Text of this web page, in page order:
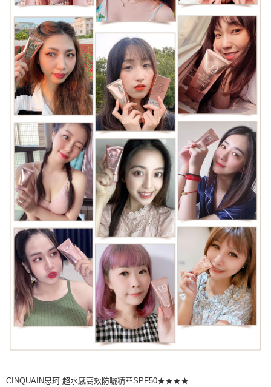
CINQUAIN思珂 超水感高效防曬精華SPF50★★★★